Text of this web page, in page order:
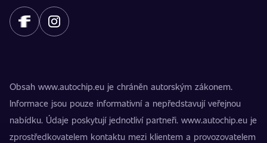
Obsah www.autochip.eu je chráněn autorským zákonem.
Informace jsou pouze informativní a nepředstavují veřejnou
nabídku. Údaje poskytují jednotliví partneři. www.autochip.eu je
zprostředkovatelem kontaktu mezi klientem a provozovatelem